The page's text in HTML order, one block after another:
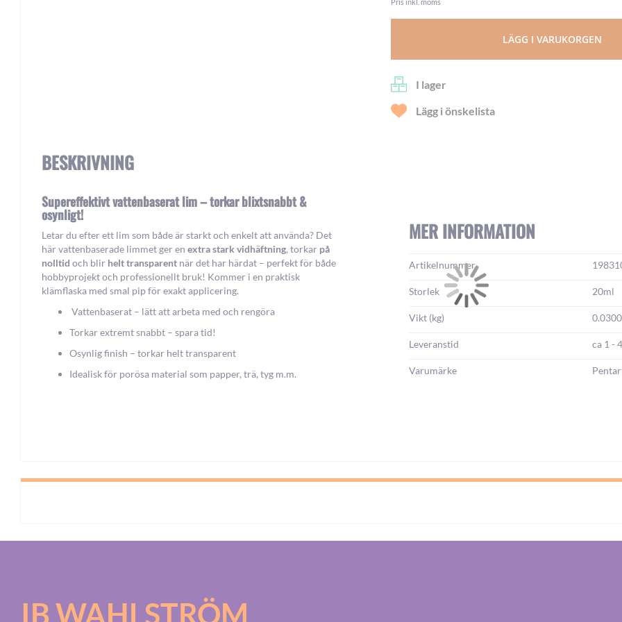
LÄGG I VARUKORGEN
I lager
Lägg i önskelista
of
gallery
BESKRIVNING
Supereffektivt vattenbaserat lim – torkar blixtsnabbt &
osynligt!
Letar du efter ett lim som både är starkt och enkelt att använda? Det
här vattenbaserade limmet ger en extra stark vidhäftning, torkar på
nolltid och blir helt transparent när det har härdat – perfekt för både
hobbyprojekt och professionellt bruk! Kommer i en praktisk
klämflaska med smal pip för exakt applicering.
Vattenbaserat – lätt att arbeta med och rengöra
Torkar extremt snabbt – spara tid!
Osynlig finish – torkar helt transparent
Idealisk för porösa material som papper, trä, tyg m.m.
MER INFORMATION
Mer
information:
Artikelnummer
Storlek 20ml
Vikt (kg)
Leveranstid ca 1 -
Varumärke
IB WAHLSTRÖM